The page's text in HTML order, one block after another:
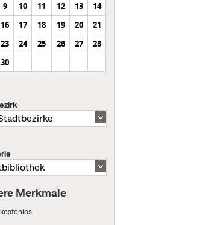
9 10 11 12 13
14
16 17 18 19 20
21
23 24 25 26 27
28
30
Merkmale